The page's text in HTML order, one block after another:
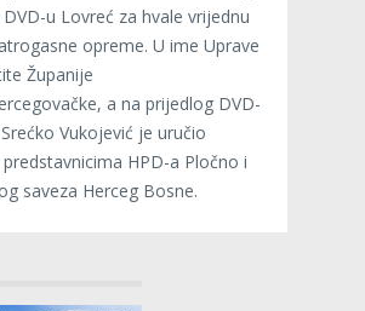
u Lovreć za hvale vrijednu
opreme. U ime Uprave
Županije
a na prijedlog DVD-
Vukojević je uručio
predstavnicima HPD-a Pločno i
saveza Herceg Bosne.